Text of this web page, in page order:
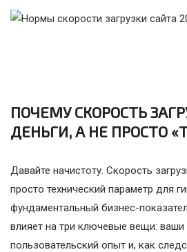
ПОЧЕМУ СКОРОСТЬ
ДЕНЬГИ, А НЕ ПРОСТО
Давайте начистоту. Скорость
просто технический параметр для
фундаментальный бизнес-
влияет на три ключевые вещи: ваши
пользовательский опыт и, как